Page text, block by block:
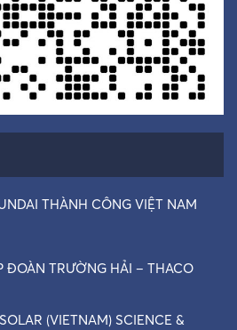
THÀNH CÔNG VIỆT NAM
ĐOÀN TRƯỜNG HẢI – THACO
(VIETNAM) SCIENCE &